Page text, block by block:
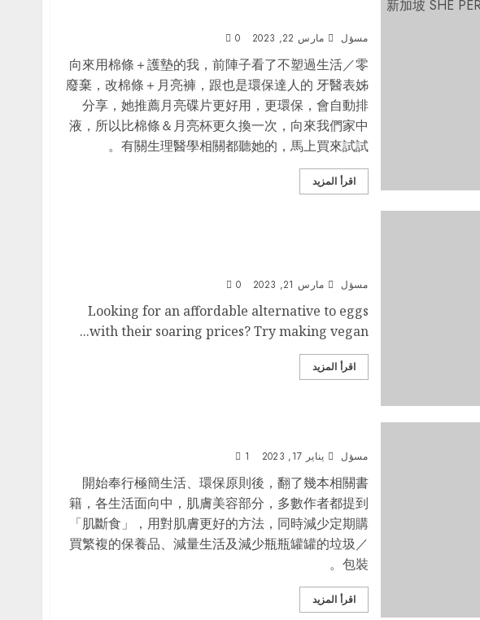
مسؤل مارس 22, 2023 0
向來用棉條＋護墊的我，前陣子看了不塑過生活／零
廢棄，改棉條＋月亮褲，跟也是環保達人的 牙醫表姊
分享，她推薦月亮碟片更好用，更環保，會自動排
液，所以比棉條＆月亮杯更久換一次，向來我們家中
有關生理醫學相關都聽她的，馬上買來試試。
اقرأ المزيد
مسؤل مارس 21, 2023 0
Looking for an affordable alternative to eggs
with their soaring prices? Try making vegan...
اقرأ المزيد
مسؤل يناير 17, 2023 1
開始奉行極簡生活、環保原則後，翻了幾本相關書
籍，各生活面向中，肌膚美容部分，多數作者都提到
「肌斷食」，用對肌膚更好的方法，同時減少定期購
買繁複的保養品、減量生活及減少瓶瓶罐罐的垃圾／
包裝。
اقرأ المزيد